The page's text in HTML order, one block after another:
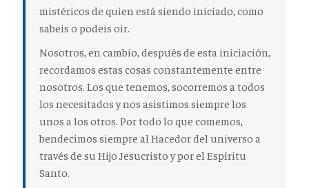
mistéricos de quien está siendo iniciado, como
sabeis o podeis oir.
Nosotros, en cambio, después de esta iniciación,
recordamos estas cosas constantemente entre
nosotros. Los que tenemos, socorremos a todos
los necesitados y nos asistimos siempre los
unos a los otros. Por todo lo que comemos,
bendecimos siempre al Hacedor del universo a
través de su Hijo Jesucristo y por el Espíritu
Santo.